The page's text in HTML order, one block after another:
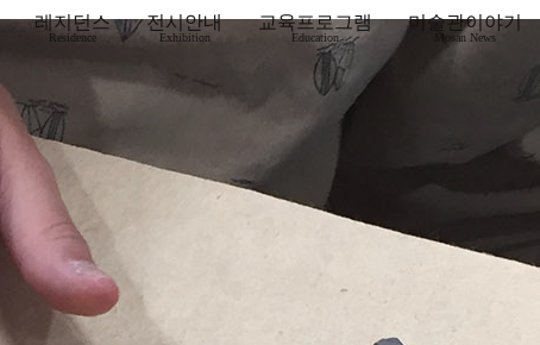
레지던스
Residence
전시안내
Exhibition
교육프로그램
Education
미술관이야기
Mosan News